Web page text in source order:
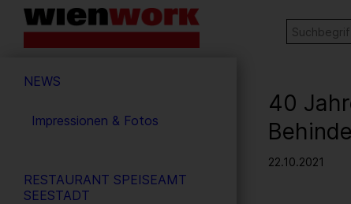
Barrierefreie
Bedienung
Webseite
SUCHE
NEWS
Impressionen & Fotos
RESTAURANT SPEISEAMT
SEESTADT
40
22.10.2021